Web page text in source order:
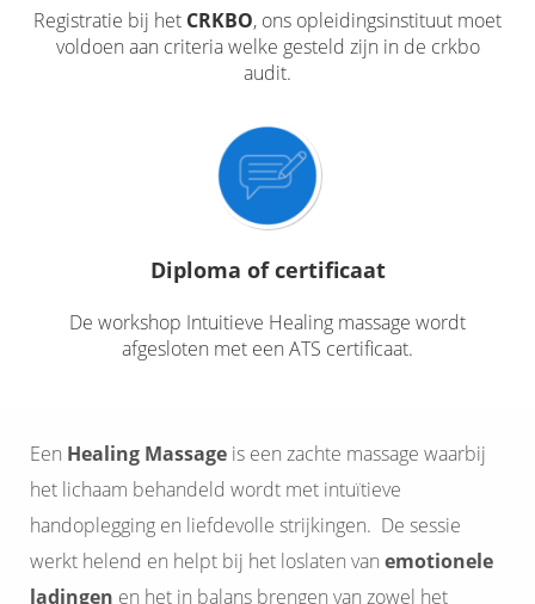
Registratie bij het CRKBO, ons opleidingsinstituut moet
voldoen aan criteria welke gesteld zijn in de crkbo
audit.
Diploma of certificaat
De workshop Intuitieve Healing massage wordt
afgesloten met een ATS certificaat.
Een Healing Massage is een zachte massage waarbij
het lichaam behandeld wordt met intuïtieve
handoplegging en liefdevolle strijkingen. De sessie
werkt helend en helpt bij het loslaten van emotionele
ladingen en het in balans brengen van zowel het